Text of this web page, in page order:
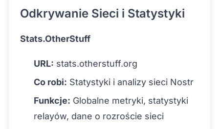
Odkrywanie Sieci i Statystyki
Stats.OtherStuff
URL: stats.otherstuff.org
Co robi: Statystyki i analizy sieci Nostr
Funkcje: Globalne metryki, statystyki
relayów, dane o rozroście sieci